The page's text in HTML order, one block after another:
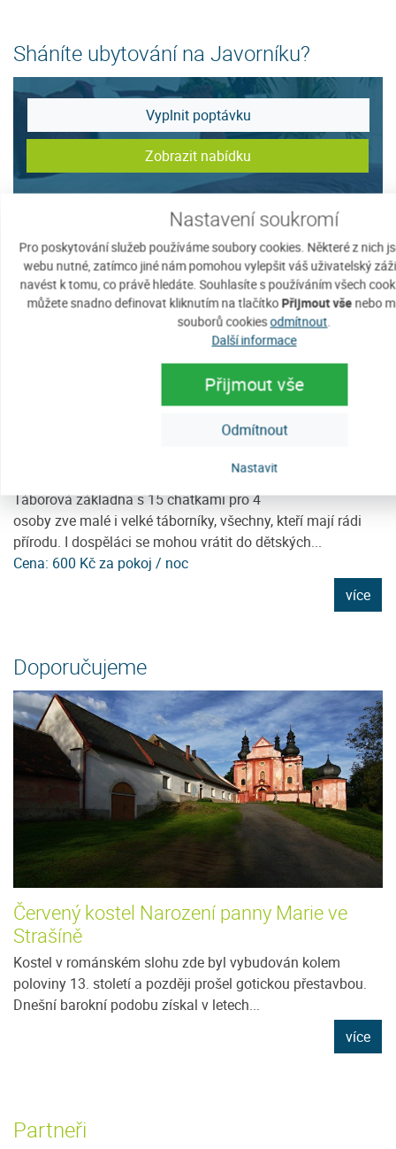
Nastavení soukromí
Pro poskytování služeb používáme soubory cookies. Některé z nich
webu nutné, zatímco jiné nám pomohou vylepšit váš uživatelský
navést k tomu, co právě hledáte. Souhlasíte s používáním všech
můžete snadno definovat kliknutím na tlačítkoPřijmout vše nebo
souborů cookiesodmítnout.
Další informace
Přijmout vše
Odmítnout
Nastavit
Sháníte ubytování na Javorníku?
Vyplnit poptávku
Zobrazit nabídku
Táborová základna s 15 chatkami pro 4
osoby zve malé i velké táborníky, všechny, kteří mají rádi
přírodu. I dospěláci se mohou vrátit do dětských...
Cena: 600 Kč za pokoj / noc
více
Doporučujeme
Červený kostel Narození panny Marie ve
Strašíně
Kostel v románském slohu zde byl vybudován kolem
poloviny 13. století a později prošel gotickou přestavbou.
Dnešní barokní podobu získal v letech...
více
Partneři